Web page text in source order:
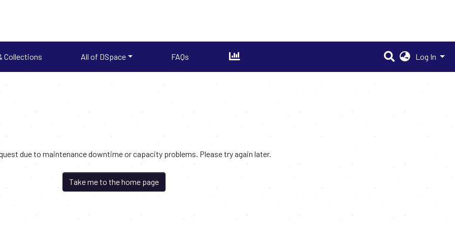
Collections All of DSpace FAQs Log In
due to maintenance downtime or capacity problems. Please try again later.
Take me to the home page